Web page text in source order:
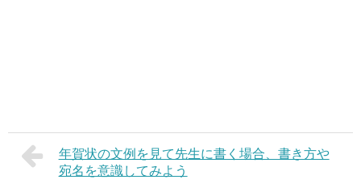
年賀状の文例を見て先生に書く場合、書き方や
宛名を意識してみよう